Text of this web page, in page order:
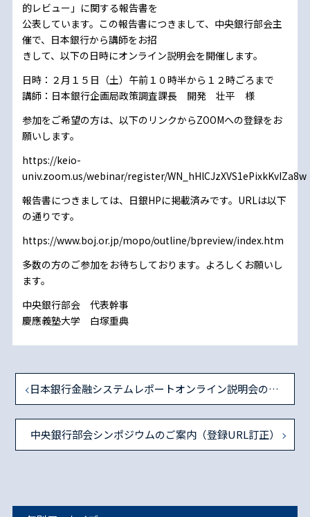
的レビュー」に関する報告書を
公表しています。この報告書につきまして、中央銀行部会主
催で、日本銀行から講師をお招
きして、以下の日時にオンライン説明会を開催します。
日時：２月１５日（土）午前１０時半から１２時ごろまで
講師：日本銀行企画局政策調査課長 開発 壮平 様
参加をご希望の方は、以下のリンクからZOOMへの登録をお
願いします。
https://keio-
univ.zoom.us/webinar/register/WN_hHlCJzXVS1ePixkKvIZa8w
報告書につきましては、日銀HPに掲載済みです。URLは以下
の通りです。
https://www.boj.or.jp/mopo/outline/bpreview/index.htm
多数の方のご参加をお待ちしております。よろしくお願いし
ます。
中央銀行部会 代表幹事
慶應義塾大学 白塚重典
日本銀行金融システムレポートオンライン説明会のお知らせ
中央銀行部会シンポジウムのご案内（登録URL訂正）